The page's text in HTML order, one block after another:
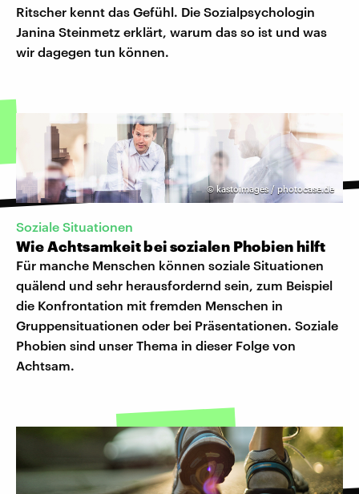
Ritscher kennt das Gefühl. Die Sozialpsychologin
Janina Steinmetz erklärt, warum das so ist und was
wir dagegen tun können.
©kastoimages / photocase.de
Soziale Situationen
Wie Achtsamkeit bei sozialen Phobien hilft
Für manche Menschen können soziale Situationen
quälend und sehr herausfordernd sein, zum Beispiel
die Konfrontation mit fremden Menschen in
Gruppensituationen oder bei Präsentationen. Soziale
Phobien sind unser Thema in dieser Folge von
Achtsam.